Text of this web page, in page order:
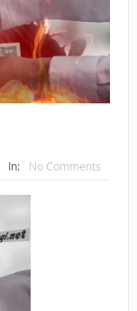
In: No Comments